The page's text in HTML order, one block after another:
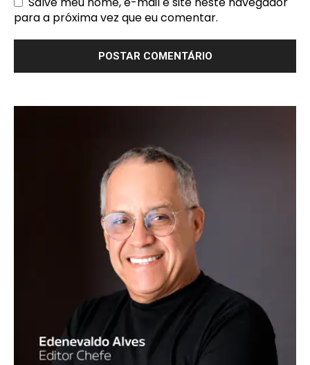
para a próxima vez que eu comentar.